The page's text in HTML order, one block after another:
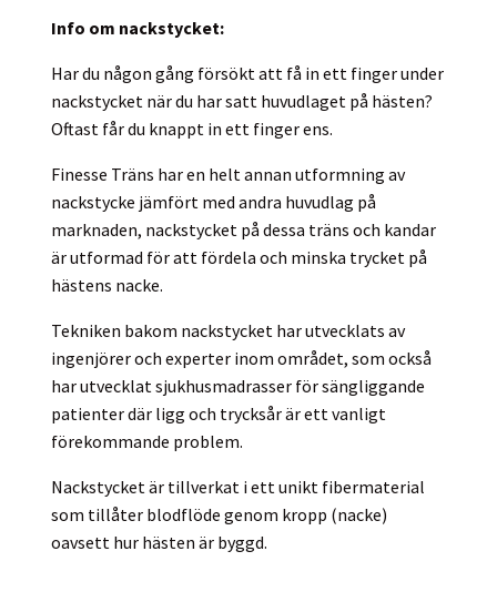
Info om nackstycket:
Har du någon gång försökt att få in ett finger under
nackstycket när du har satt huvudlaget på hästen?
Oftast får du knappt in ett finger ens.
Finesse Träns har en helt annan utformning av
nackstycke jämfört med andra huvudlag på
marknaden, nackstycket på dessa träns och kandar
är utformad för att fördela och minska trycket på
hästens nacke.
Tekniken bakom nackstycket har utvecklats av
ingenjörer och experter inom området, som också
har utvecklat sjukhusmadrasser för sängliggande
patienter där ligg och trycksår är ett vanligt
förekommande problem.
Nackstycket är tillverkat i ett unikt fibermaterial
som tillåter blodflöde genom kropp (nacke)
oavsett hur hästen är byggd.